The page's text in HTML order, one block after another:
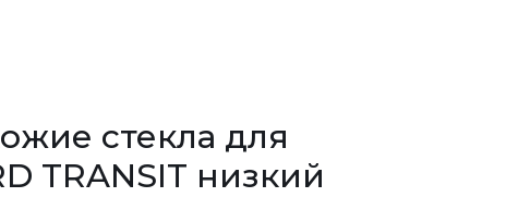
стекла для
TRANSIT низкий